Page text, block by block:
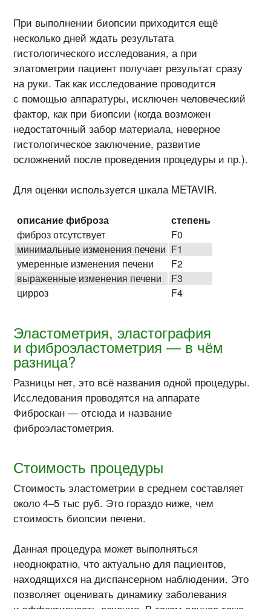
При выполнении биопсии приходится ещё
несколько дней ждать результата
гистологического исследования, а при
элатометрии пациент получает результат сразу
на руки. Так как исследование проводится
с помощью аппаратуры, исключен человеческий
фактор, как при биопсии (когда возможен
недостаточный забор материала, неверное
гистологическое заключение, развитие
осложнений после проведения процедуры и пр.).
Для оценки используется шкала METAVIR.
описание фиброза
степень
фиброз отсутствует
F0
минимальные изменения печени F1
умеренные изменения печени
F2
выраженные изменения печени
F3
цирроз
F4
Эластометрия, эластография
и фиброэластометрия — в чём
разница?
Разницы нет, это всё названия одной процедуры.
Исследования проводятся на аппарате
Фиброскан — отсюда и название
фиброэластометрия.
Стоимость процедуры
Стоимость эластометрии в среднем составляет
около 4–5 тыс руб. Это гораздо ниже, чем
стоимость биопсии печени.
Данная процедура может выполняться
неоднократно, что актуально для пациентов,
находящихся на диспансерном наблюдении. Это
позволяет оценивать динамику заболевания